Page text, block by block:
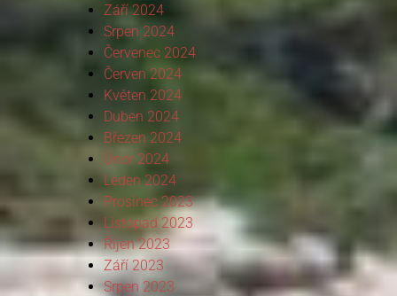
Září 2024
Srpen 2024
Červenec 2024
Červen 2024
Květen 2024
Duben 2024
Březen 2024
Únor 2024
Leden 2024
Prosinec 2023
Listopad 2023
Říjen 2023
Září 2023
Srpen 2023